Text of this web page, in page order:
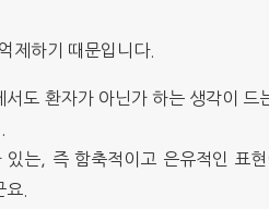
제하기 때문입니다.
도 환자가 아닌가 하는 생각이 드
는, 즉 함축적이고 은유적인 표
.